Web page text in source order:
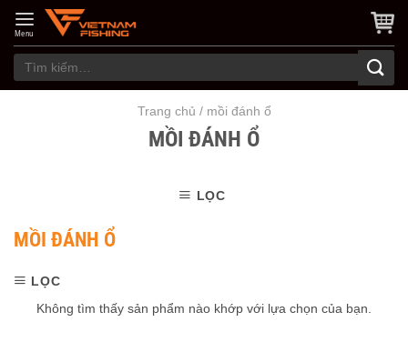
content
Menu
Tìm
kiếm:
Trang chủ / mồi đánh ổ
MỒI ĐÁNH Ổ
LỌC
MỒI ĐÁNH Ổ
LỌC
Không tìm thấy sản phẩm nào khớp với lựa chọn của bạn.